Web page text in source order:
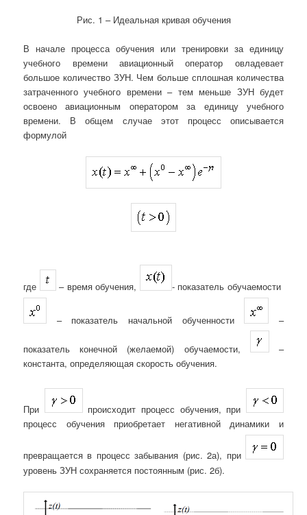
Рис. 1 – Идеальная кривая обучения
В начале процесса обучения или тренировки за единицу
учебного времени авиационный оператор овладевает
большое количество ЗУН. Чем больше сплошная количества
затраченного учебного времени – тем меньше ЗУН будет
освоено авиационным оператором за единицу учебного
времени. В общем случае этот процесс описывается
формулой
где – время обучения, - показатель обучаемости
– показатель начальной обученности –
показатель конечной (желаемой) обучаемости,
–
константа, определяющая скорость обучения.
При
происходит процесс обучения, при
процесс обучения приобретает негативной динамики и
превращается в процесс забывания (рис. 2а), при
уровень ЗУН сохраняется постоянным (рис. 2б).